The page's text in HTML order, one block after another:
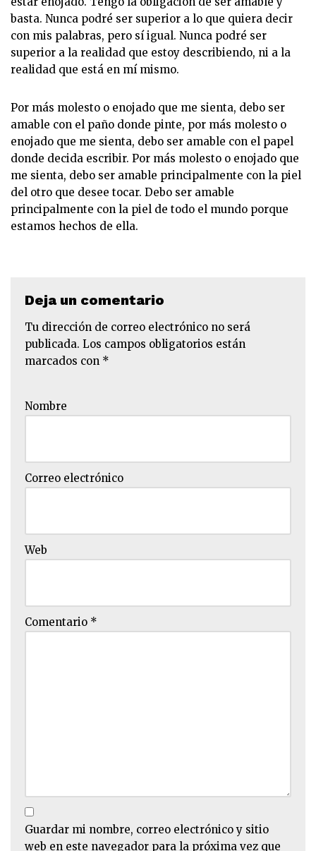
basta. Nunca podré ser superior a lo que quiera decir
con mis palabras, pero sí igual. Nunca podré ser
superior a la realidad que estoy describiendo, ni a la
realidad que está en mí mismo.
Por más molesto o enojado que me sienta, debo ser
amable con el paño donde pinte, por más molesto o
enojado que me sienta, debo ser amable con el papel
donde decida escribir. Por más molesto o enojado que
me sienta, debo ser amable principalmente con la piel
del otro que desee tocar. Debo ser amable
principalmente con la piel de todo el mundo porque
estamos hechos de ella.
Deja un comentario
Tu dirección de correo electrónico no será
publicada. Los campos obligatorios están
marcados con *
Nombre
Correo electrónico
Web
Comentario *
Guardar mi nombre, correo electrónico y sitio
web en este navegador para la próxima vez que